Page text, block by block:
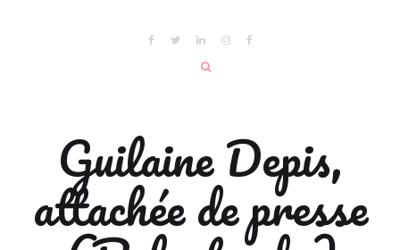
Guilaine Depis,
attachée de presse